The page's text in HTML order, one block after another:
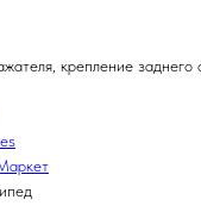
крепление заднего